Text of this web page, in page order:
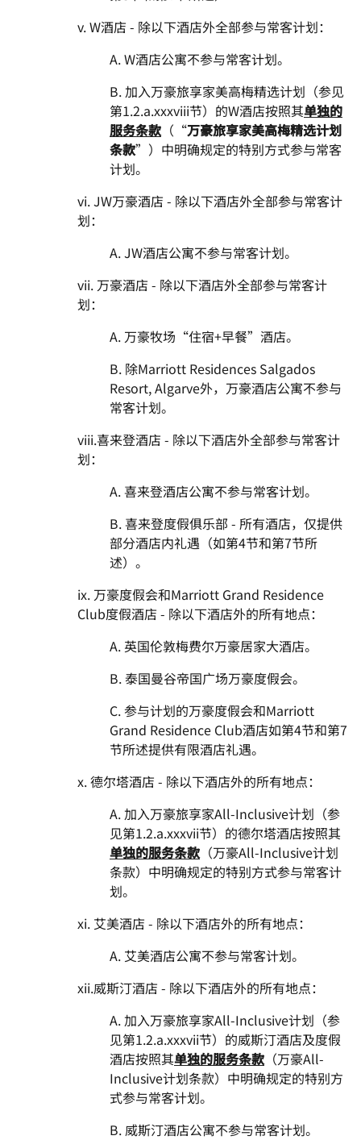
v. W酒店 - 除以下酒店外全部参与常客计划：
A. W酒店公寓不参与常客计划。
B. 加入万豪旅享家美高梅精选计划（参见
第1.2.a.xxxviii节）的W酒店按照其单独的
服务条款（“万豪旅享家美高梅精选计划
条款”）中明确规定的特别方式参与常客
计划。
vi. JW万豪酒店 - 除以下酒店外全部参与常客计
划：
A. JW酒店公寓不参与常客计划。
vii. 万豪酒店 - 除以下酒店外全部参与常客计
划：
A. 万豪牧场“住宿+早餐”酒店。
B. 除Marriott Residences Salgados
Resort, Algarve外，万豪酒店公寓不参与
常客计划。
viii.喜来登酒店 - 除以下酒店外全部参与常客计
划：
A. 喜来登酒店公寓不参与常客计划。
B. 喜来登度假俱乐部 - 所有酒店，仅提供
部分酒店内礼遇（如第4节和第7节所
述）。
ix. 万豪度假会和Marriott Grand Residence
Club度假酒店 - 除以下酒店外的所有地点：
A. 英国伦敦梅费尔万豪居家大酒店。
B. 泰国曼谷帝国广场万豪度假会。
C. 参与计划的万豪度假会和Marriott
Grand Residence Club酒店如第4节和第7
节所述提供有限酒店礼遇。
x. 德尔塔酒店 - 除以下酒店外的所有地点：
A. 加入万豪旅享家All-Inclusive计划（参
见第1.2.a.xxxvii节）的德尔塔酒店按照其
单独的服务条款（万豪All-Inclusive计划
条款）中明确规定的特别方式参与常客计
划。
xi. 艾美酒店 - 除以下酒店外的所有地点：
A. 艾美酒店公寓不参与常客计划。
xii.威斯汀酒店 - 除以下酒店外的所有地点：
A. 加入万豪旅享家All-Inclusive计划（参
见第1.2.a.xxxvii节）的威斯汀酒店及度假
酒店按照其单独的服务条款（万豪All-
Inclusive计划条款）中明确规定的特别方
式参与常客计划。
B. 威斯汀酒店公寓不参与常客计划。